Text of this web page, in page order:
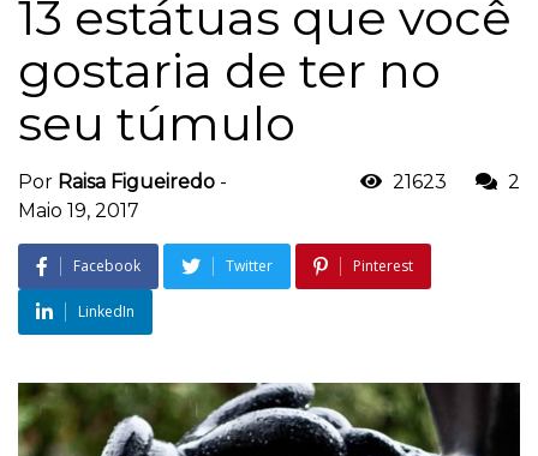
13 estátuas que você
gostaria de ter no
seu túmulo
Por Raisa Figueiredo -
Maio 19, 2017
21623 2
Facebook Twitter Pinterest
LinkedIn